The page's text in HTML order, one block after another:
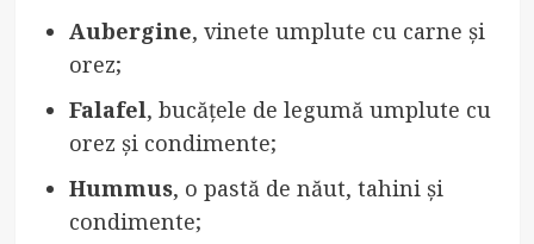
Aubergine, vinete umplute cu carne și
orez;
Falafel, bucățele de legumă umplute cu
orez și condimente;
Hummus, o pastă de năut, tahini și
condimente;